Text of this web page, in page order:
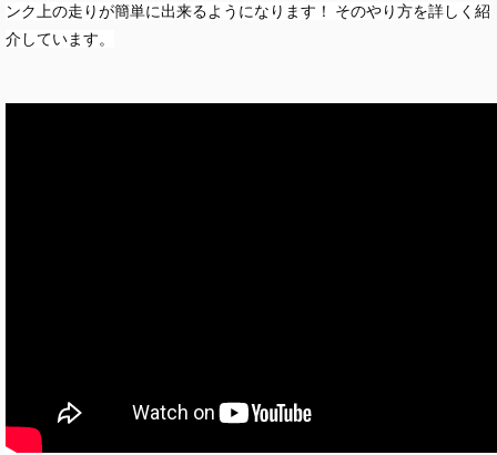
ンク上の走りが簡単に出来るようになります！ そのやり方を詳しく紹
介しています。